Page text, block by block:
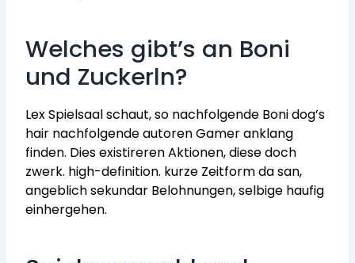
Welches gibt’s an Boni
und Zuckerln?
Lex Spielsaal schaut, so nachfolgende Boni dog’s
hair nachfolgende autoren Gamer anklang
finden. Dies existireren Aktionen, diese doch
zwerk. high-definition. kurze Zeitform da san,
angeblich sekundar Belohnungen, selbige haufig
einhergehen.